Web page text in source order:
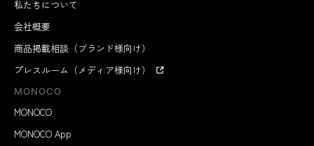
私たちについて
会社概要
商品掲載相談（ブランド様向け）
プレスルーム（メディア様向け）
MONOCO
MONOCO
MONOCO App